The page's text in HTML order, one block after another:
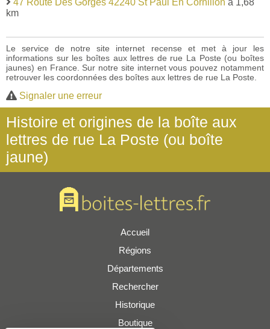
km
Le service de notre site internet recense et met à jour les
informations sur les boîtes aux lettres de rue La Poste (ou boîtes
jaunes) en France. Sur notre site internet vous pouvez notamment
retrouver les coordonnées des boîtes aux lettres de rue La Poste.
Signaler une erreur
Histoire et origines de la boîte aux
lettres de rue La Poste (ou boîte
jaune)
Accueil
Régions
Départements
Rechercher
Historique
Boutique